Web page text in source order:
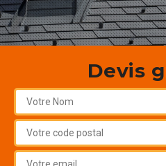
Devis